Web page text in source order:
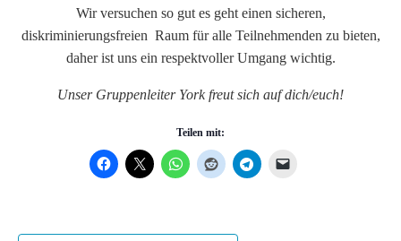
Wir versuchen so gut es geht einen sicheren,
diskriminierungsfreien Raum für alle Teilnehmenden zu bieten,
daher ist uns ein respektvoller Umgang wichtig.
Unser Gruppenleiter York freut sich auf dich/euch!
Teilen mit: